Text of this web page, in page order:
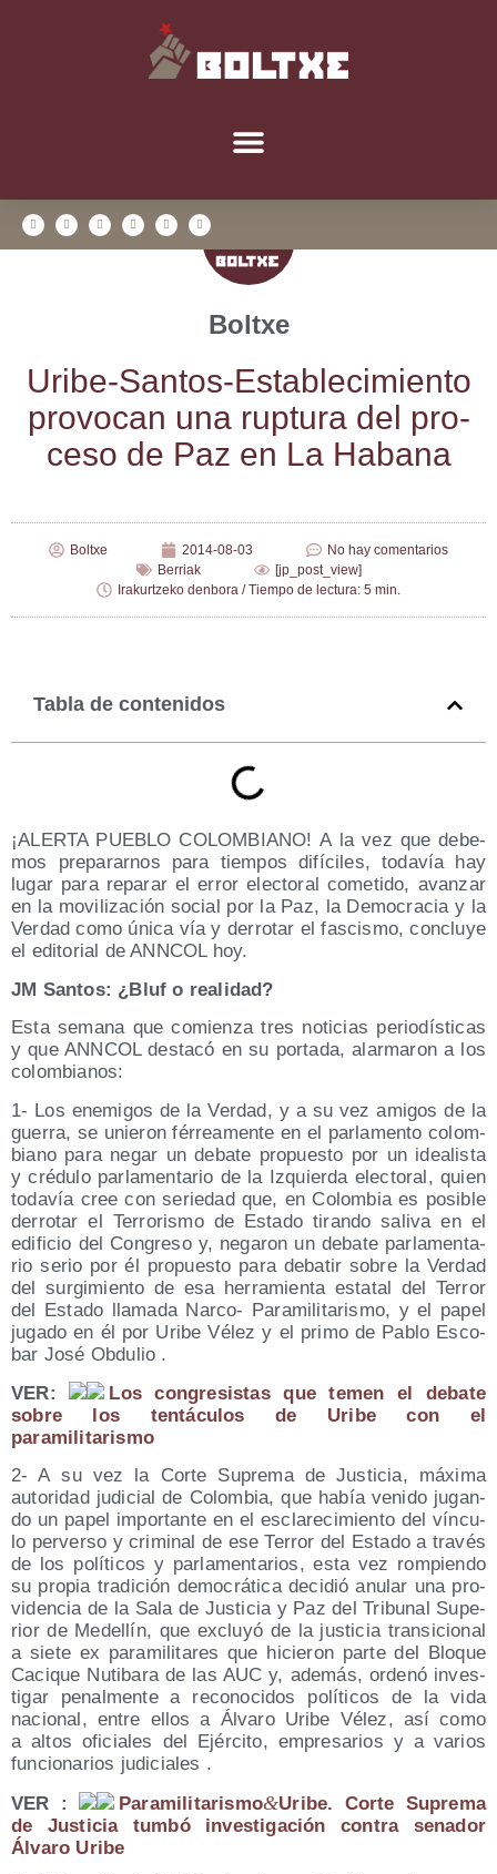
Boltxe
Uri­be-San­tos-Esta­ble­ci­mien­to
pro­vo­can una rup­tu­ra del pro­
ce­so de Paz en La Habana
Boltxe 2014-08-03
No hay comentarios
Berriak
[jp_post_view]
Irakurtzeko denbora / Tiempo de lectura: 5 min.
Tabla de contenidos
¡ALERTA PUEBLO COLOMBIANO! A la vez que debe­
mos pre­pa­rar­nos para tiem­pos difí­ci­les, toda­vía hay
lugar para repa­rar el error elec­to­ral come­ti­do, avan­zar
en la movi­li­za­ción social por la Paz, la Demo­cra­cia y la
Ver­dad como úni­ca vía y derro­tar el fas­cis­mo, con­clu­ye
el edi­to­rial de ANNCOL hoy.
JM San­tos: ¿Bluf o realidad?
Esta sema­na que comien­za tres noti­cias perio­dís­ti­cas
y que ANNCOL des­ta­có en su por­ta­da, alar­ma­ron a los
colombianos:
1- Los enemi­gos de la Ver­dad, y a su vez ami­gos de la
gue­rra, se unie­ron férrea­men­te en el par­la­men­to colom­
biano para negar un deba­te pro­pues­to por un idea­lis­ta
y cré­du­lo par­la­men­ta­rio de la Izquier­da elec­to­ral, quien
toda­vía cree con serie­dad que, en Colom­bia es posi­ble
derro­tar el Terro­ris­mo de Esta­do tiran­do sali­va en el
edi­fi­cio del Con­gre­so y, nega­ron un deba­te par­la­men­ta­
rio serio por él pro­pues­to para deba­tir sobre la Ver­dad
del sur­gi­mien­to de esa herra­mien­ta esta­tal del Terror
del Esta­do lla­ma­da Nar­co- Para­mi­li­ta­ris­mo, y el papel
juga­do en él por Uri­be Vélez y el pri­mo de Pablo Esco­
bar José Obdulio .
VER:
Los con­gre­sis­tas que temen el deba­te
sobre los ten­tácu­los de Uri­be con el
paramilitarismo
2- A su vez la Cor­te Supre­ma de Jus­ti­cia, máxi­ma
auto­ri­dad judi­cial de Colom­bia, que había veni­do jugan­
do un papel impor­tan­te en el escla­re­ci­mien­to del víncu­
lo per­ver­so y cri­mi­nal de ese Terror del Esta­do a tra­vés
de los polí­ti­cos y par­la­men­ta­rios, esta vez rom­pien­do
su pro­pia tra­di­ción demo­crá­ti­ca deci­dió anu­lar una pro­
vi­den­cia de la Sala de Jus­ti­cia y Paz del Tri­bu­nal Supe­
rior de Mede­llín, que exclu­yó de la jus­ti­cia tran­si­cio­nal
a sie­te ex para­mi­li­ta­res que hicie­ron par­te del Blo­que
Caci­que Nuti­ba­ra de las AUC y, ade­más, orde­nó inves­
ti­gar penal­men­te a reco­no­ci­dos polí­ti­cos de la vida
nacio­nal, entre ellos a Álva­ro Uri­be Vélez, así como
a altos ofi­cia­les del Ejér­ci­to, empre­sa­rios y a varios
fun­cio­na­rios judiciales .
VER :
Paramilitarismo&Uribe. Cor­te Supre­ma
de Jus­ti­cia tum­bó inves­ti­ga­ción con­tra sena­dor
Álva­ro Uribe